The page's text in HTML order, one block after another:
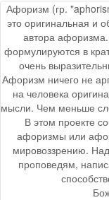
Афоризм (гр.
это оригинальная и
автора
формулируются в
очень
Афоризм ничего не
на человека
мысли. Чем меньше
В этом проекте
афоризмы или
мировоззрению.
проповедям,